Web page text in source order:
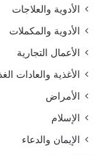
الأدوية والعلاجات
الأدوية والمكملات
الأعمال التجارية
الأغذية والعادات
الأمراض
الإسلام
الإيمان والدعاء